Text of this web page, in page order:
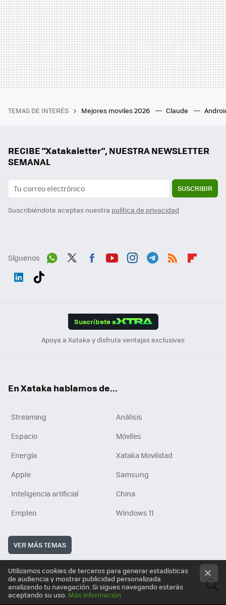
TEMAS DE INTERÉS Mejores moviles 2026 Claude
RECIBE "Xatakaletter", NUESTRA NEWSLETTER
SEMANAL
SUSCRIBIR
Suscribiéndote aceptas nuestra política de privacidad
Síguenos
Suscríbete a
Apoya a Xataka y disfruta ventajas exclusivas
En Xataka hablamos de...
Streaming
Análisis
Espacio
Móviles
Energía
Xataka Movilidad
Apple
Samsung
Inteligencia artificial
China
Empleo
Windows 11
VER MÁS TEMAS
Utilizamos cookies de terceros para generar estadísticas
de audiencia y mostrar publicidad personalizada
analizando tu navegación. Si sigues navegando estarás
aceptando su uso. Más información